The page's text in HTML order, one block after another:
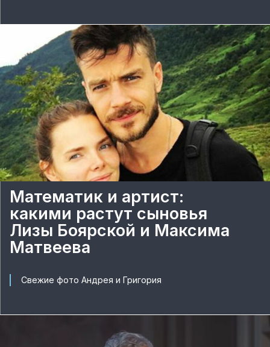
Математик и артист:
какими растут сыновья
Лизы Боярской и Максима
Матвеева
Свежие фото Андрея и Григория